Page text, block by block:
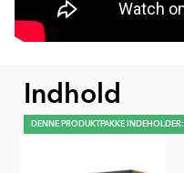
Indhold
DENNE PRODUKTPAKKE INDEHOLDER: